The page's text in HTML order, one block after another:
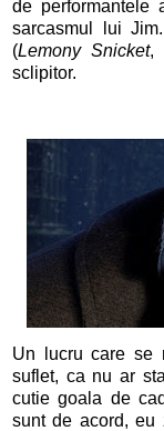
de performantele
sarcasmul lui
(Lemony Snicket,
sclipitor.
Un lucru care se
suflet, ca nu ar
cutie goala de
sunt de acord, eu